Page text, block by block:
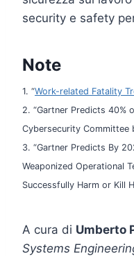
security e safety
Note
1. “Work-related Fatality
2. “Gartner Predicts 40%
Cybersecurity Committee
3. “Gartner Predicts By
Weaponized Operational
Successfully Harm or Kill
A cura di Umberto
Systems